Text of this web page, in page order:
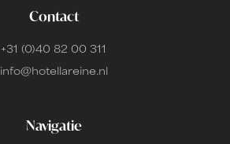
Contact
+31 (0)40 82 00 311
info@hotellareine.nl
Navigatie